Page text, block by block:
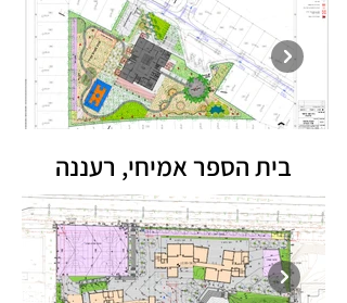
בית הספר אמיחי, רעננה